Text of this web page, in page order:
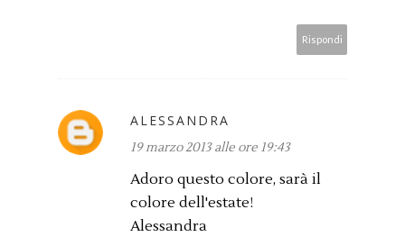
Rispondi
ALESSANDRA
19 marzo 2013 alle ore 19:43
Adoro questo colore, sarà il
colore dell'estate!
Alessandra